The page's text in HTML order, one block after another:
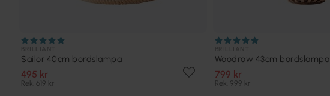
Sailor 40cm bordslampa
495 kr
Rek. 619 kr
Woodrow 43cm bordslampa
799 kr
Rek. 999 kr